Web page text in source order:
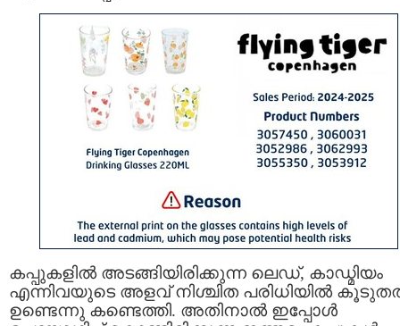
കപ്പുകളിൽ അടങ്ങിയിരിക്കുന്ന ലെഡ്, കാഡ്മിയം
എന്നിവയുടെ അളവ് നിശ്ചിത പരിധിയിൽ
ഉണ്ടെന്നു കണ്ടെത്തി. അതിനാൽ ഇപ്പോൾ